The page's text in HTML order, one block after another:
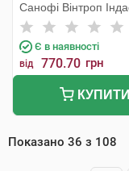
Санофі Вінтроп
Є в наявності
від 770.70 грн
КУПИТИ
Показано 36 з 108